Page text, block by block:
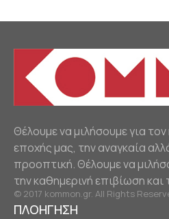
Θέλουμε να μιλήσουμε για
εποχής μας, την αναγκαία
προοπτική. Θέλουμε να
την καθημερινή επιβίωση και
© 2017 kommon.gr. All Rights
ΠΛΟΗΓΗΣΗ